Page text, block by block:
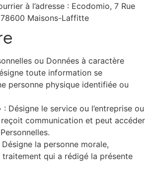
à l’adresse : Ecodomio, 7 Rue
78600 Maisons-Laffitte
ou Données à caractère
toute information se
personne physique identifiée ou
: Désigne le service ou l’entreprise ou
reçoit communication et peut accéder
la personne morale,
traitement qui a rédigé la présente